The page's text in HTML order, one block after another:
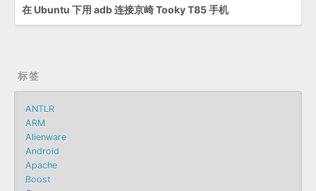
在 Ubuntu 下用 adb 连接京崎 Tooky T85 手机
标签
ANTLR
ARM
Alienware
Android
Apache
Boost